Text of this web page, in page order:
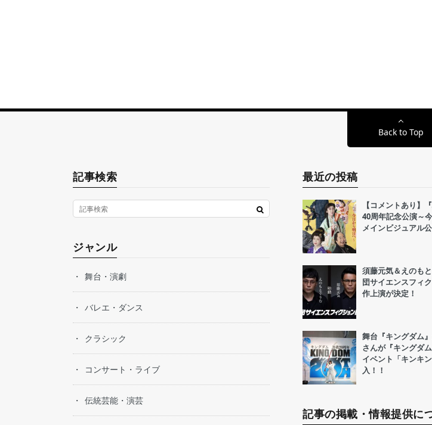
Back to Top
記事検索
ジャンル
舞台・演劇
バレエ・ダンス
クラシック
コンサート・ライブ
伝統芸能・演芸
最近の投稿
【コメントあり】
40周年記念公演～
メインビジュアル
須藤元気＆えのも
団サイエンスフィ
作上演が決定！
舞台『キングダム
さんが『キングダ
イベント「キンキ
入！！
記事の掲載・情報提供に